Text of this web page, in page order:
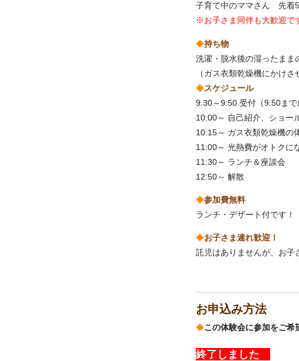
子育て中のママさん 先着
※お子さま同伴も大歓迎で
◆持ち物
洗濯・脱水後の湿ったまま
（ガス衣類乾燥機にかけさ
◆スケジュール
9:30～9:50 受付（9:50まで
10:00～ 自己紹介、ショー
10:15～ ガス衣類乾燥機の
11:00～ 光熱費がオトクに
11:30～ ランチ＆座談会
12:50～ 解散
◆参加費無料
ランチ・デザート付です！
◆お子さま連れ歓迎！
託児はありませんが、お子
お申込み方法
◆この体験会に参加をご希
終了しました